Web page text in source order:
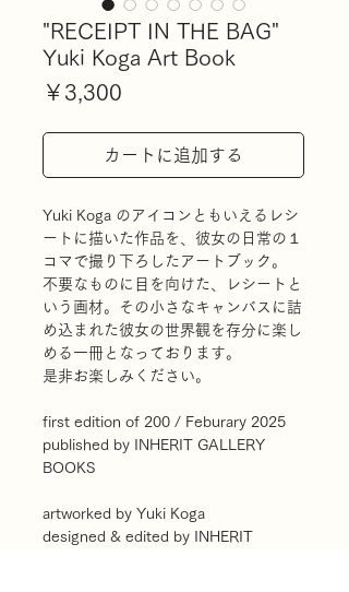
"RECEIPT IN THE BAG"
Yuki Koga Art Book
￥3,300
カートに追加する
Yuki Koga のアイコンともいえるレシ
ートに描いた作品を、彼女の日常の１
コマで撮り下ろしたアートブック。
不要なものに目を向けた、レシートと
いう画材。その小さなキャンバスに詰
め込まれた彼女の世界観を存分に楽し
める一冊となっております。
是非お楽しみください。
first edition of 200 / Feburary 2025
published by INHERIT GALLERY
BOOKS
artworked by Yuki Koga
designed & edited by INHERIT